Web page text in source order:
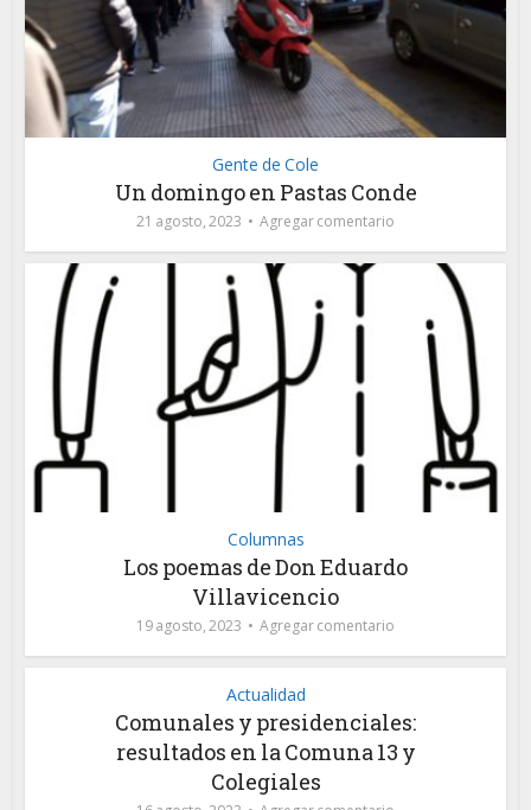
Gente de Cole
Un domingo en Pastas Conde
21 agosto, 2023 Agregar comentario
Columnas
Los poemas de Don Eduardo
Villavicencio
19 agosto, 2023 Agregar comentario
Actualidad
Comunales y presidenciales:
resultados en la Comuna 13 y
Colegiales